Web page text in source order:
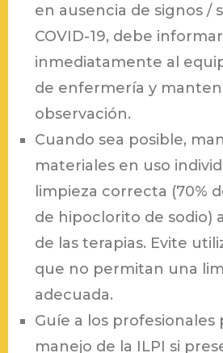
en ausencia de signos /
COVID-19, debe informar
inmediatamente al
de enfermería y
observación.
Cuando sea posible,
materiales en uso
limpieza correcta (70%
de hipoclorito de sodio)
de las terapias. Evite
que no permitan una
adecuada.
Guíe a los profesionales
manejo de la ILPI si